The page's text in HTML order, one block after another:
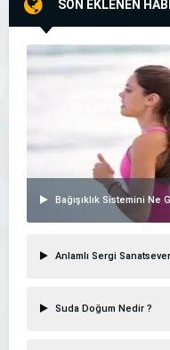
SON EKLENEN
Bağışıklık Sistemini Ne
Anlamlı Sergi
Suda Doğum Nedir ?